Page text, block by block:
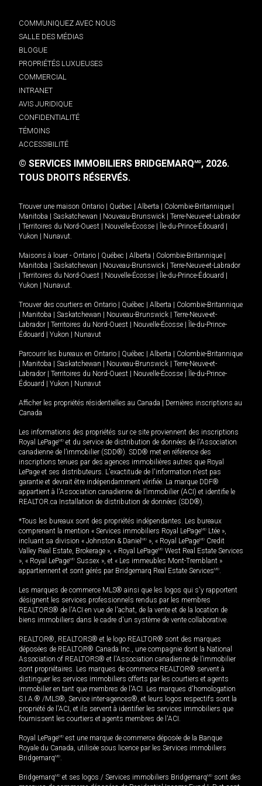
COMMUNIQUEZ AVEC NOUS
SALLE DES MÉDIAS
BLOGUE
PROPRIÉTÉS LUXUEUSES
COMMERCIAL
INTRANET
AVIS JURIDIQUE
CONFIDENTIALITÉ
TÉMOINS
ACCESSIBILITÉ
© SERVICES IMMOBILIERS BRIDGEMARQMD, 2026.
TOUS DROITS RÉSERVÉS.
Trouver une maison Ontario Québec Alberta Colombie-Britannique
Manitoba
Saskatchewan Nouveau-Brunswick
Terre-Neuve-et-Labrador
Territoires du Nord-Ouest Nouvelle-Écosse Île-du-Prince-Édouard
Yukon
Nunavut.
Maisons à louer - Ontario Québec Alberta Colombie-Britannique
Manitoba
Saskatchewan Nouveau-Brunswick
Terre-Neuve-et-Labrador
Territoires du Nord-Ouest Nouvelle-Écosse Île-du-Prince-Édouard
Yukon
Nunavut.
Trouver des courtiers en Ontario Québec Alberta
Colombie-Britannique
Manitoba Saskatchewan Nouveau-Brunswick
Terre-Neuve-et-
Labrador
Territoires du Nord-Ouest Nouvelle-Écosse
Île-du-Prince-
Édouard
Yukon Nunavut
Parcourir les bureaux en Ontario Québec Alberta
Colombie-Britannique
Manitoba Saskatchewan Nouveau-Brunswick
Terre-Neuve-et-
Labrador
Territoires du Nord-Ouest Nouvelle-Écosse
Île-du-Prince-
Édouard
Yukon Nunavut
Afficher les propriétés résidentielles au Canada
Dernières inscriptions au
Canada
Les informations des propriétés sur ce site proviennent des inscriptions
Royal LePageMD et du service de distribution de données de l'Association
canadienne de l’immobilier (SDD®). SDD® met en référence des
inscriptions tenues par des agences immobilières autres que Royal
LePage et ses distributeurs. L'exactitude de l'information n'est pas
garantie et devrait être indépendamment vérifiée. La marque DDF®
appartient à l'Association canadienne de l’immobilier (ACI) et identifie le
REALTOR.ca Installation de distribution de données (SDD®).
*Tous les bureaux sont des propriétés indépendantes. Les bureaux
comprenant la mention « Services immobiliers Royal LePageMD Ltée »,
incluant sa division « Johnston & Daniel MD », « Royal LePageMD Credit
Valley Real Estate, Brokerage », « Royal LePageMD West Real Estate Services
», « Royal LePageMD Sussex », et « Les immeubles Mont-Tremblant »
appartiennent et sont gérés par Bridgemarq Real Estate ServicesMD.
Les marques de commerce MLS® ainsi que les logos qui s'y rapportent
désignent les services professionnels rendus par les membres
REALTORS® de l'ACI en vue de l'achat, de la vente et de la location de
biens immobiliers dans le cadre d'un système de vente collaborative.
REALTOR®, REALTORS® et le logo REALTOR® sont des marques
déposées de REALTOR® Canada Inc., une compagnie dont la National
Association of REALTORS® et l'Association canadienne de l’immobilier
sont propriétaires. Les marques de commerce REALTOR® servent à
distinguer les services immobiliers offerts par les courtiers et agents
immobilier en tant que membres de l'ACI. Les marques d'homologation
S.I.A.® /MLS®, Service inter-agences®, et leurs logos respectifs sont la
propriété de l'ACI, et ils servent à identifier les services immobiliers que
fournissent les courtiers et agents membres de l'ACI.
Royal LePageMD est une marque de commerce déposée de la Banque
Royale du Canada, utilisée sous licence par les Services immobiliers
BridgemarqMD.
BridgemarqMD et ses logos / Services immobiliers BridgemarqMD sont des